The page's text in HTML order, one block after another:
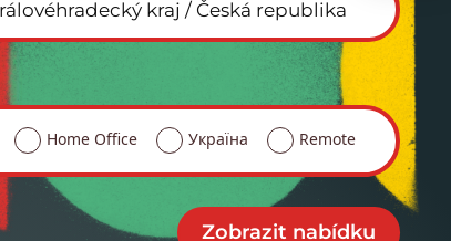
Home Office Україна Remote